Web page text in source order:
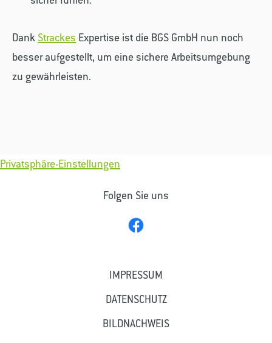
Dank Strackes Expertise ist die BGS GmbH nun noch
besser aufgestellt, um eine sichere Arbeitsumgebung
zu gewährleisten.
Privatsphäre-Einstellungen
Folgen Sie uns
IMPRESSUM
DATENSCHUTZ
BILDNACHWEIS